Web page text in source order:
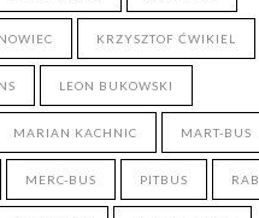
KRZYSZTOF ĆWIKIEL
LEON BUKOWSKI
MARIAN KACHNIC MART-BUS
MERC-BUS PITBUS RAB